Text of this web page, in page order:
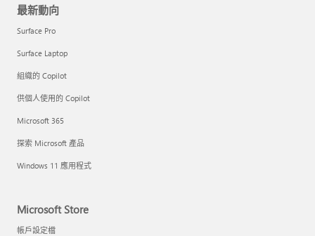
最新動向
Surface Pro
Surface Laptop
組織的 Copilot
供個人使用的 Copilot
Microsoft 365
探索 Microsoft 產品
Windows 11 應用程式
Microsoft Store
帳戶設定檔